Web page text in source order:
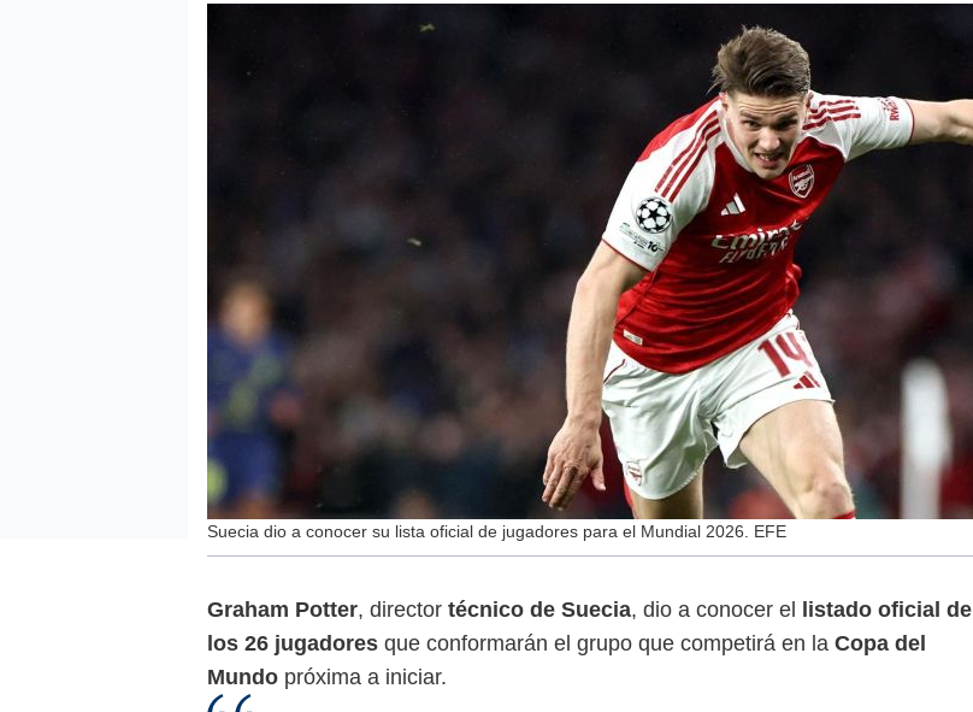
Suecia dio a conocer su lista oficial de jugadores para el Mundial 2026. EFE
Graham Potter, director técnico de Suecia, dio a conocer el listado oficial de
los 26 jugadores que conformarán el grupo que competirá en la Copa del
Mundo próxima a iniciar.